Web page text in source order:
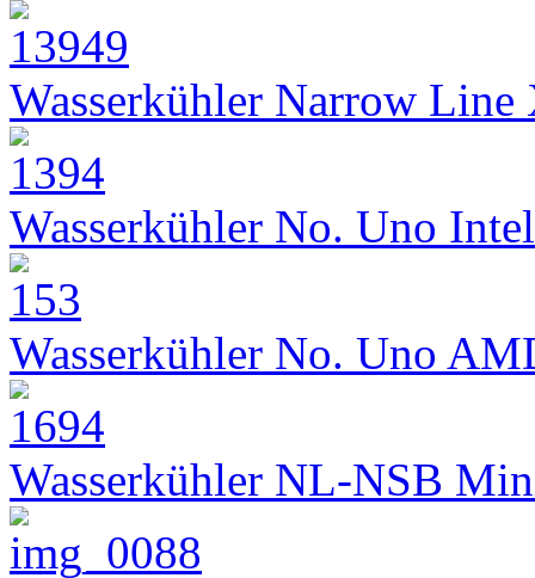
Wasserkühler Narrow
Wasserkühler No. Uno Intel
Wasserkühler No. Uno
Wasserkühler NL-NSB